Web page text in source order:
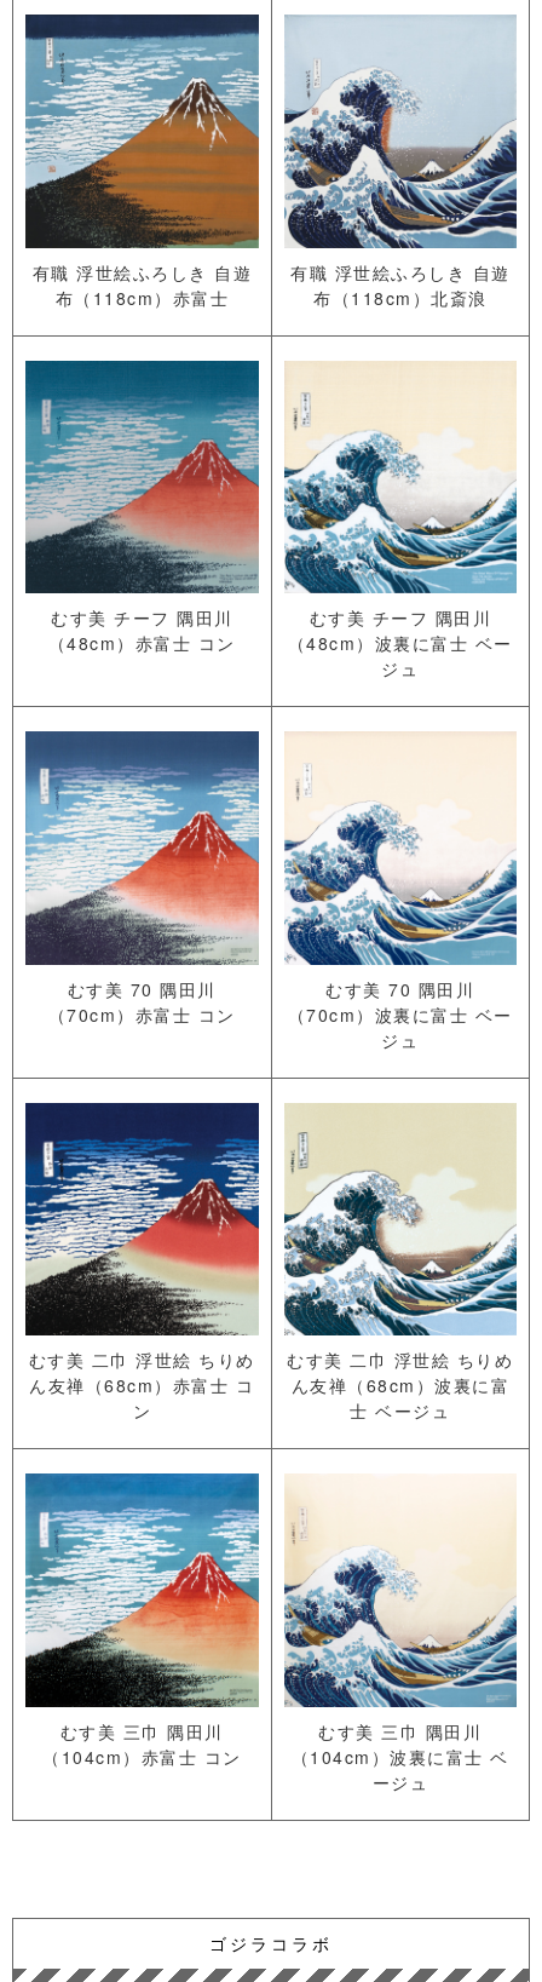
有職 浮世絵ふろしき 自遊
布（118cm）赤富士
有職 浮世絵ふろしき 自遊
布（118cm）北斎浪
むす美 チーフ 隅田川
（48cm）赤富士 コン
むす美 チーフ 隅田川
（48cm）波裏に富士 ベー
ジュ
むす美 70 隅田川
（70cm）赤富士 コン
むす美 70 隅田川
（70cm）波裏に富士 ベー
ジュ
むす美 二巾 浮世絵 ちりめ
ん友禅（68cm）赤富士 コ
ン
むす美 二巾 浮世絵 ちりめ
ん友禅（68cm）波裏に富
士 ベージュ
むす美 三巾 隅田川
（104cm）赤富士 コン
むす美 三巾 隅田川
（104cm）波裏に富士 ベ
ージュ
ゴジラコラボ